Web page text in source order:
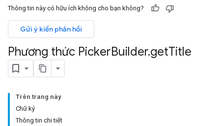
Thông tin này có hữu ích không cho bạn không?
Gửi ý kiến phản hồi
Phương thức PickerBuilder.getTitle
Trên trang này
Chữ ký
Thông tin chi tiết